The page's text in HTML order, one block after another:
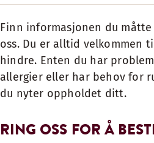
Finn informasjonen du
oss. Du er alltid velkommen
hindre. Enten du har
allergier eller har behov for
du nyter oppholdet ditt.
RING OSS FOR Å